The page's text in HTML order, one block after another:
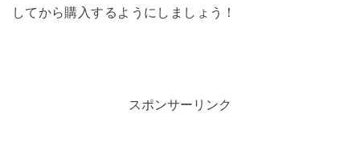
してから購入するようにしましょう！
スポンサーリンク